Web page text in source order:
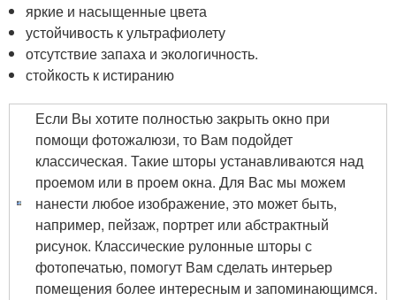
яркие и насыщенные цвета
устойчивость к ультрафиолету
отсутствие запаха и экологичность.
стойкость к истиранию
Если Вы хотите полностью закрыть окно при
помощи фотожалюзи, то Вам подойдет
классическая. Такие шторы устанавливаются над
проемом или в проем окна. Для Вас мы можем
нанести любое изображение, это может быть,
например, пейзаж, портрет или абстрактный
рисунок. Классические рулонные шторы с
фотопечатью, помогут Вам сделать интерьер
помещения более интересным и запоминающимся.